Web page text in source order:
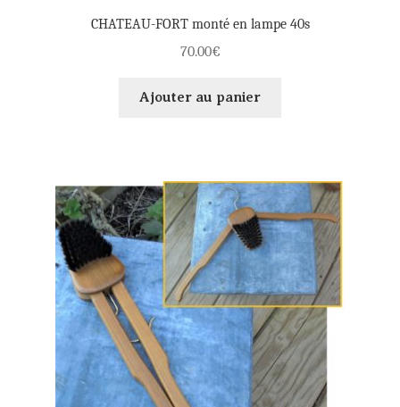
CHATEAU-FORT monté en lampe 40s
70.00€
Ajouter au panier